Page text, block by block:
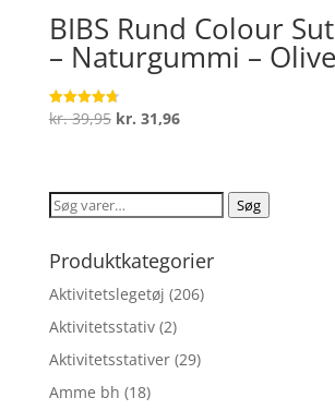
BIBS Rund Colour
– Naturgummi – Olive
Vurderet
4.7
kr.39,95 Den
var:
kr. 39,95.
kr. 31,96Den
er:
kr. 31,96.
Søg
Søg
Produktkategorier
Aktivitetslegetøj (206)
Aktivitetsstativ (2)
Aktivitetsstativer (29)
Amme bh (18)